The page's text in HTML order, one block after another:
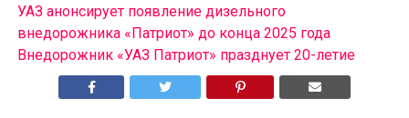
УАЗ анонсирует появление дизельного
внедорожника «Патриот» до конца 2025 года
Внедорожник «УАЗ Патриот» празднует 20-летие